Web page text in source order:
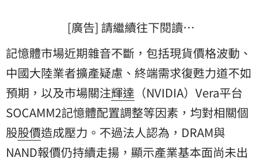
[廣告] 請繼續往下閱讀…
記憶體市場近期雜音不斷，包括現貨價格波動、
中國大陸業者擴產疑慮、終端需求復甦力道不如
預期，以及市場關注輝達 （NVIDIA）Vera平台
SOCAMM2記憶體配置調整等因素，均對相關個
股股價造成壓力。不過法人認為，DRAM與
NAND報價仍持續走揚，顯示產業基本面尚未出